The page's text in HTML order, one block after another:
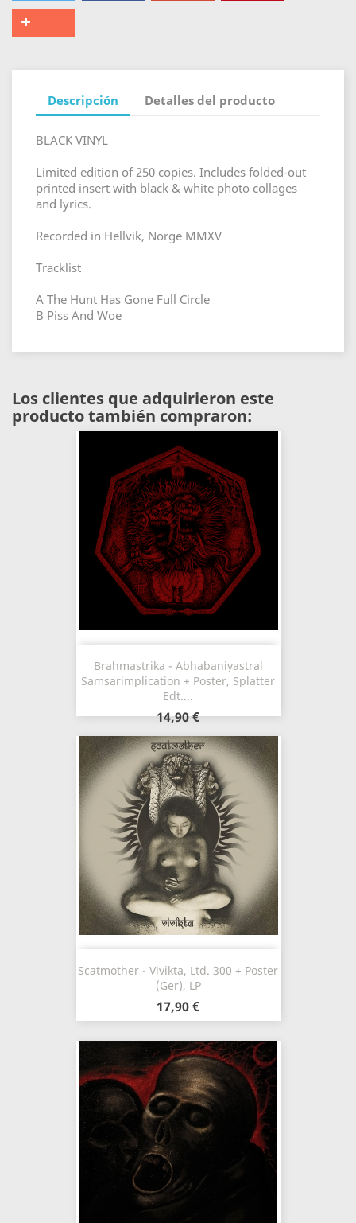
Descripción Detalles del producto
BLACK VINYL
Limited edition of 250 copies. Includes folded-out
printed insert with black & white photo collages
and lyrics.
Recorded in Hellvik, Norge MMXV
Tracklist
A The Hunt Has Gone Full Circle
B Piss And Woe
Los clientes que adquirieron este
producto también compraron:
Brahmastrika - Abhabaniyastral
Samsarimplication + Poster, Splatter
Edt....
14,90 €
Scatmother - Vivikta, Ltd. 300 + Poster
(Ger), LP
17,90 €